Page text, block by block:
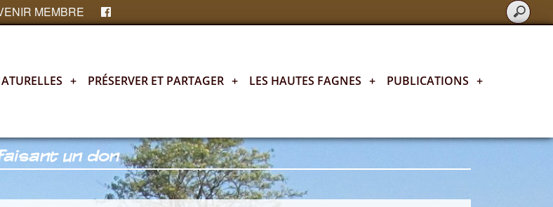
MEMBRE
+ PRÉSERVER ET PARTAGER + LES HAUTES FAGNES + PUBLICATIONS +
un don